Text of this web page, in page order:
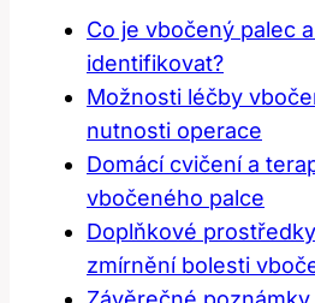
Co je vbočený palec
identifikovat?
Možnosti léčby
nutnosti operace
Domácí cvičení a
vbočeného palce
Doplňkové
zmírnění bolesti